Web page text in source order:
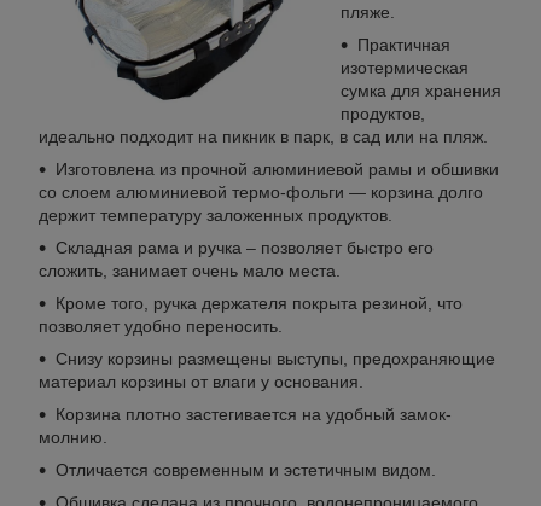
пляже.
Практичная
изотермическая
сумка для хранения
продуктов,
идеально подходит на пикник в парк, в сад или на пляж.
Изготовлена из прочной алюминиевой рамы и обшивки
со слоем алюминиевой термо-фольги ― корзина долго
держит температуру заложенных продуктов.
Складная рама и ручка – позволяет быстро его
сложить, занимает очень мало места.
Кроме того, ручка держателя покрыта резиной, что
позволяет удобно переносить.
Снизу корзины размещены выступы, предохраняющие
материал корзины от влаги у основания.
Корзина плотно застегивается на удобный замок-
молнию.
Отличается современным и эстетичным видом.
Обшивка сделана из прочного, водонепроницаемого